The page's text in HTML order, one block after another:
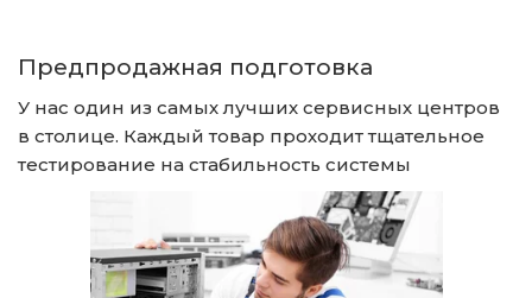
Предпродажная подготовка
У нас один из самых лучших сервисных центров
в столице. Каждый товар проходит тщательное
тестирование на стабильность системы